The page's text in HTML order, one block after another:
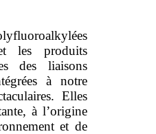
les produits
des liaisons
à notre
Elles
à l’origine
et de